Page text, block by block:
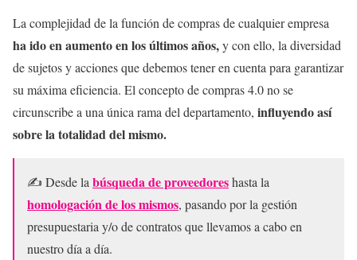
La complejidad de la función de compras de cualquier empresa
ha ido en aumento en los últimos años,y con ello, la diversidad
de sujetos y acciones que debemos tener en cuenta para garantizar
su máxima eficiencia. El concepto de compras 4.0 no se
circunscribe a una única rama del departamento, influyendo así
sobre la totalidad del mismo.
✍ Desde labúsqueda de proveedoreshasta la
homologación de los mismos, pasando por la gestión
presupuestaria y/o de contratos que llevamos a cabo en
nuestro día a día.